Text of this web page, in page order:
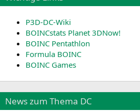
P3D-DC-Wiki
BOINCstats Planet 3DNow!
BOINC Pentathlon
Formula BOINC
BOINC Games
News zum Thema DC